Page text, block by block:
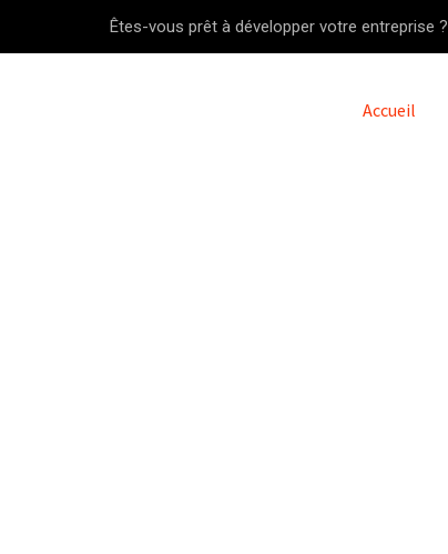
Êtes-vous prêt à développer votre entreprise ?
Accueil